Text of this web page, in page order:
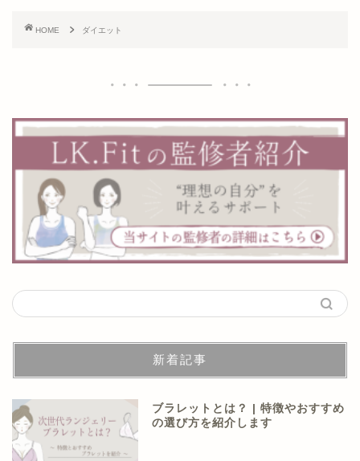
HOME ダイエット
新着記事
ブラレットとは？ | 特徴やおすすめ
の選び方を紹介します